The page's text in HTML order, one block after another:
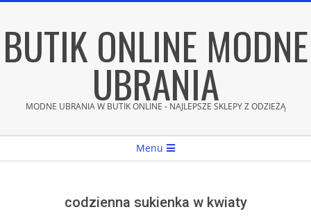
content
BUTIK ONLINE MODNE
UBRANIA
MODNE UBRANIA W BUTIK ONLINE - NAJLEPSZE SKLEPY Z ODZIEŻĄ
Menu
codzienna sukienka w kwiaty